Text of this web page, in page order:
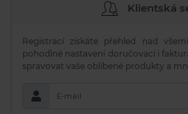
Klientská
Registrací získáte přehled nad
pohodlné nastavení doručovací i
spravovat vaše oblíbené produkty a
E-mail